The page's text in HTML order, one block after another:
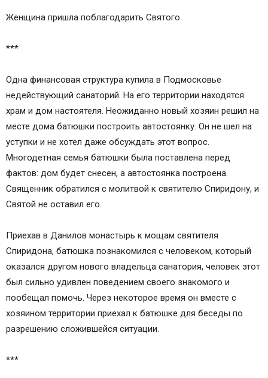
Женщина пришла поблагодарить Святого.
***
Одна финансовая структура купила в Подмосковье
недействующий санаторий. На его территории находятся
храм и дом настоятеля. Неожиданно новый хозяин решил на
месте дома батюшки построить автостоянку. Он не шел на
уступки и не хотел даже обсуждать этот вопрос.
Многодетная семья батюшки была поставлена перед
фактов: дом будет снесен, а автостоянка построена.
Священник обратился с молитвой к святителю Спиридону, и
Святой не оставил его.
Приехав в Данилов монастырь к мощам святителя
Спиридона, батюшка познакомился с человеком, который
оказался другом нового владельца санатория, человек этот
был сильно удивлен поведением своего знакомого и
пообещал помочь. Через некоторое время он вместе с
хозяином территории приехал к батюшке для беседы по
разрешению сложившейся ситуации.
***